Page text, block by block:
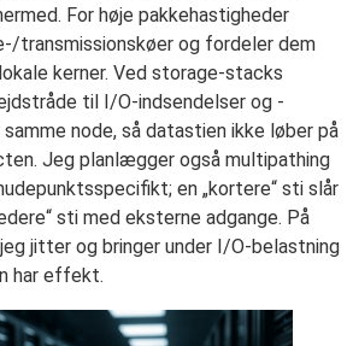
For høje pakkehastigheder
transmissionskøer og fordeler dem
kerner. Ved storage-stacks
til I/O-indsendelser og -
node, så datastien ikke løber på
Jeg planlægger også multipathing
en „kortere“ sti slår
sti med eksterne adgange. På
jitter og bringer under I/O-belastning
har effekt.